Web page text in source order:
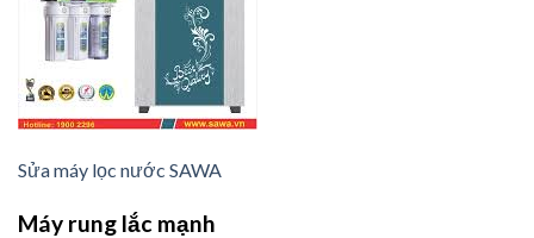
Sửa máy lọc nước SAWA
Máy rung lắc mạnh